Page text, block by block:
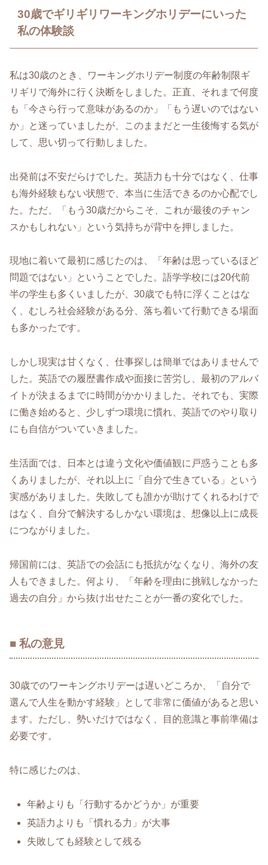
30歳でギリギリワーキングホリデーにいった
私の体験談
私は30歳のとき、ワーキングホリデー制度の年齢制限ギ
リギリで海外に行く決断をしました。正直、それまで何度
も「今さら行って意味があるのか」「もう遅いのではない
か」と迷っていましたが、このままだと一生後悔する気が
して、思い切って行動しました。
出発前は不安だらけでした。英語力も十分ではなく、仕事
も海外経験もない状態で、本当に生活できるのか心配でし
た。ただ、「もう30歳だからこそ、これが最後のチャン
スかもしれない」という気持ちが背中を押しました。
現地に着いて最初に感じたのは、「年齢は思っているほど
問題ではない」ということでした。語学学校には20代前
半の学生も多くいましたが、30歳でも特に浮くことはな
く、むしろ社会経験がある分、落ち着いて行動できる場面
も多かったです。
しかし現実は甘くなく、仕事探しは簡単ではありませんで
した。英語での履歴書作成や面接に苦労し、最初のアルバ
イトが決まるまでに時間がかかりました。それでも、実際
に働き始めると、少しずつ環境に慣れ、英語でのやり取り
にも自信がついていきました。
生活面では、日本とは違う文化や価値観に戸惑うことも多
くありましたが、それ以上に「自分で生きている」という
実感がありました。失敗しても誰かが助けてくれるわけで
はなく、自分で解決するしかない環境は、想像以上に成長
につながりました。
帰国前には、英語での会話にも抵抗がなくなり、海外の友
人もできました。何より、「年齢を理由に挑戦しなかった
過去の自分」から抜け出せたことが一番の変化でした。
■ 私の意見
30歳でのワーキングホリデーは遅いどころか、「自分で
選んで人生を動かす経験」として非常に価値があると思い
ます。ただし、勢いだけではなく、目的意識と事前準備は
必要です。
特に感じたのは、
年齢よりも「行動するかどうか」が重要
英語力よりも「慣れる力」が大事
失敗しても経験として残る